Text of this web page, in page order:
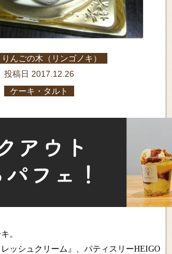
りんごの木（リンゴノキ）
投稿日 2017.12.26
ケーキ・タルト
。
ッシュクリーム』、パティスリーHEIGO